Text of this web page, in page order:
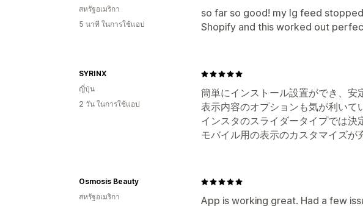
so far so good! my Ig feed
Shopify and this worked out
สหรัฐอเมริกา
5 นาที ในการใช้แอป
簡単にインストール設置ができ、安
表示内容のオプションも気が利いて
インスタのスライダータイプでは決
モバイル用の表示のカスタマイズが
SYRINX
ญี่ปุ่น
2 วัน ในการใช้แอป
App is working great. Had a few
Osmosis Beauty
สหรัฐอเมริกา